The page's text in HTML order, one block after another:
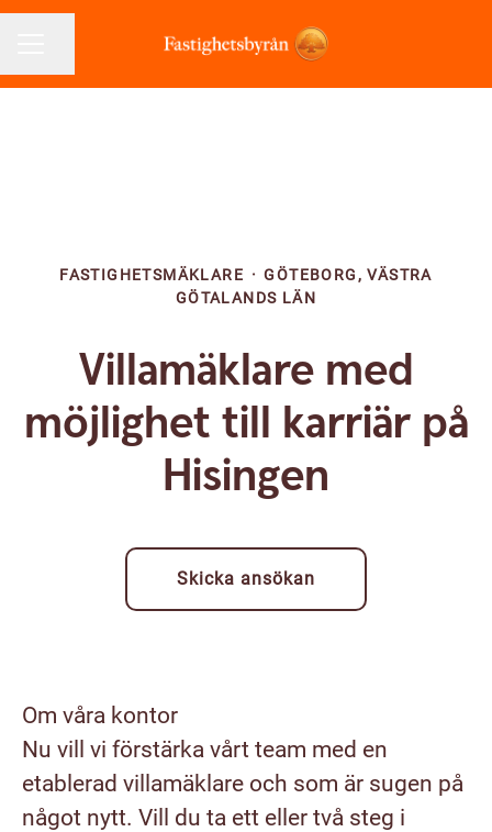
FASTIGHETSMÄKLARE · GÖTEBORG, VÄSTRA
GÖTALANDS LÄN
Villamäklare med
möjlighet till karriär på
Hisingen
Skicka ansökan
Om våra kontor
Nu vill vi förstärka vårt team med en
etablerad villamäklare och som är sugen på
något nytt. Vill du ta ett eller två steg i